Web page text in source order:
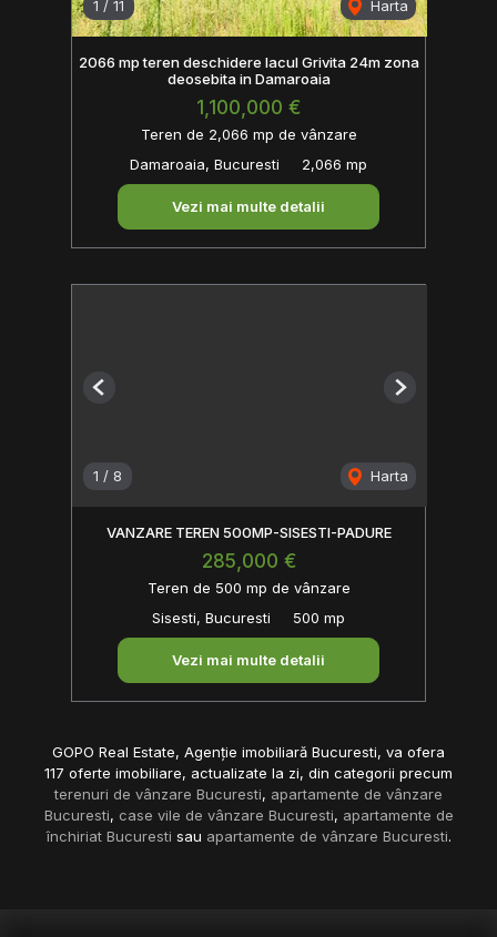
1 / 11 Harta
2066 mp teren deschidere lacul Grivita 24m zona
deosebita in Damaroaia
1,100,000 €
Teren de 2,066 mp de vânzare
Damaroaia, Bucuresti
2,066 mp
Vezi mai multe detalii
1 / 8 Harta
Previous Next
VANZARE TEREN 500MP-SISESTI-PADURE
285,000 €
Teren de 500 mp de vânzare
Sisesti, Bucuresti
500 mp
Vezi mai multe detalii
GOPO Real Estate, Agenție imobiliară Bucuresti, va ofera
117 oferte imobiliare, actualizate la zi, din categorii precum
terenuri de vânzare Bucuresti, apartamente de vânzare
Bucuresti, case vile de vânzare Bucuresti, apartamente de
închiriat Bucuresti sau apartamente de vânzare Bucuresti.